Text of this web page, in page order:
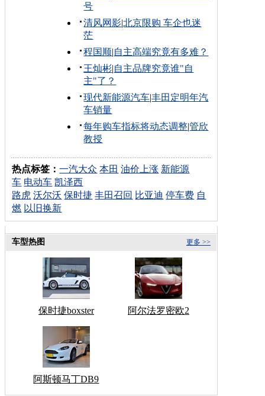
号
清风网影|北京限购 车企也迷
茫
程国顺|自主高端究竟有多难？
王灿彬|自主品牌究竟谁"自
主"了？
现代新能源汽车|丰田定明年汽
车销量
每年购车指标将动态调整|管欣
教授
热点标签：一汽大众 本田 油价上涨 新能源
车 电动车 凯泽西
路虎 沃尔沃 保时捷 丰田召回 比亚迪 停车费 自
燃 以旧换新
更多 >>
车型热图
保时捷boxster 阿尔法罗密欧2
阿斯顿马丁DB9